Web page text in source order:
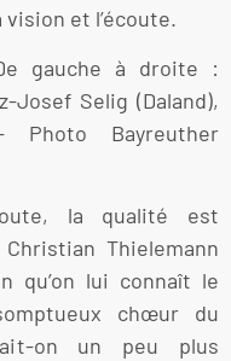
et l’écoute.
gauche à droite :
Josef Selig (Daland),
Photo Bayreuther
la qualité est
Thielemann
qu’on lui connaît le
chœur du
on un peu plus